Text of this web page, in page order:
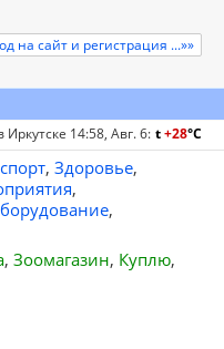
на сайт и регистрация ...»»
Иркутске 14:58, Авг. 6: t+28°C
, Здоровье,
,
,
, Зоомагазин, Куплю,